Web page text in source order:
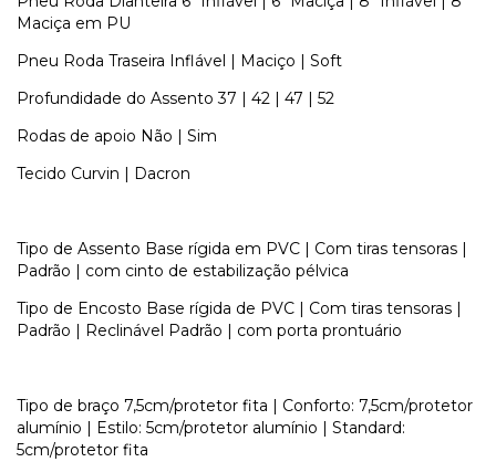
Maciça em PU
Pneu Roda Traseira Inflável | Maciço | Soft
Profundidade do Assento 37 | 42 | 47 | 52
Rodas de apoio Não | Sim
Tecido Curvin | Dacron
Tipo de Assento Base rígida em PVC | Com tiras tensoras |
Padrão | com cinto de estabilização pélvica
Tipo de Encosto Base rígida de PVC | Com tiras tensoras |
Padrão | Reclinável Padrão | com porta prontuário
Tipo de braço 7,5cm/protetor fita | Conforto: 7,5cm/protetor
alumínio | Estilo: 5cm/protetor alumínio | Standard:
5cm/protetor fita